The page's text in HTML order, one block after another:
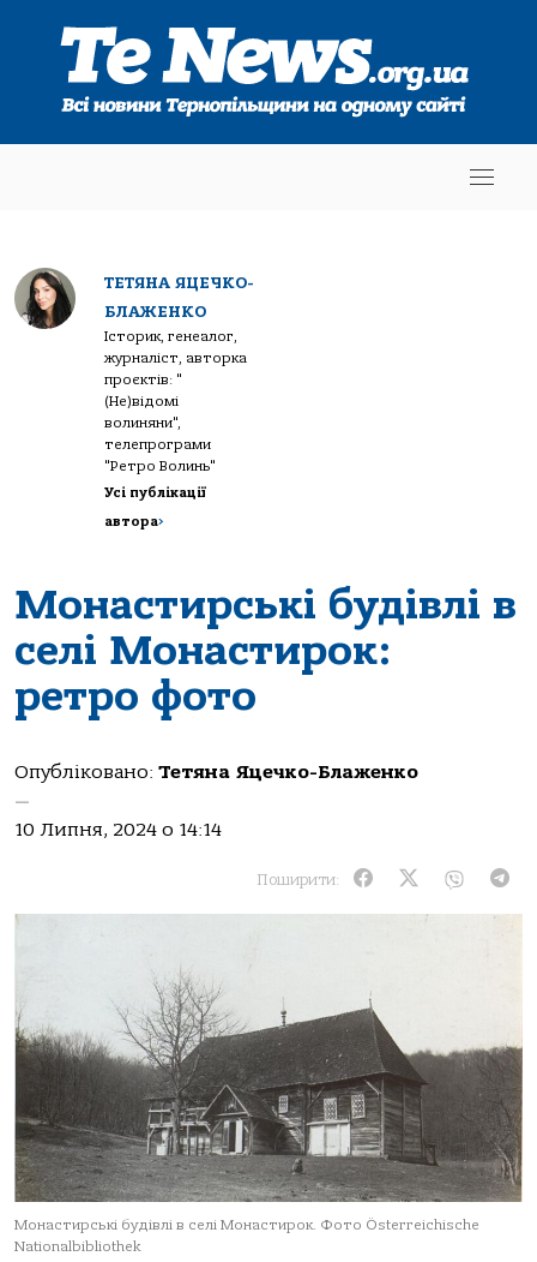
ТЕТЯНА ЯЦЕЧКО-
БЛАЖЕНКО
Історик, генеалог,
журналіст, авторка
проєктів: "
(Не)відомі
волиняни",
телепрограми
"Ретро Волинь"
Усі публікації
автора>
Монастирські будівлі в
селі Монастирок:
ретро фото
Опубліковано: Тетяна Яцечко-Блаженко
—
10 Липня, 2024 о 14:14
Поширити:
Монастирські будівлі в селі Монастирок. Фото Österreichische
Nationalbibliothek